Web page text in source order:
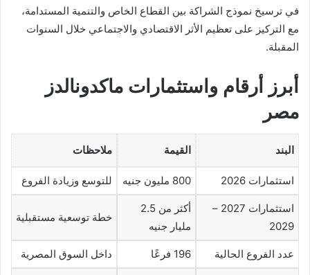
في ترسيخ نموذج الشراكة بين القطاع الخاص والتنمية المستدامة،
مع التركيز على تعظيم الأثر الاقتصادي والاجتماعي خلال السنوات
المقبلة.
أبرز أرقام واستثمارات ماكدونالدز
مصر
البند القيمة ملاحظات
استثمارات 2026 800 مليون جنيه للتوسع وزيادة الفروع
استثمارات 2027 –
2029
أكثر من 2.5
مليار جنيه
خطة توسعية مستقبلية
عدد الفروع الحالية 196 فرعًا داخل السوق المصرية